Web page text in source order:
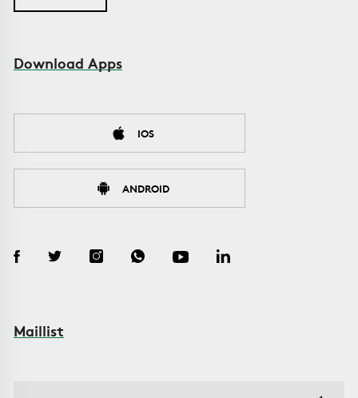
Download Apps
IOS
ANDROID
Maillist